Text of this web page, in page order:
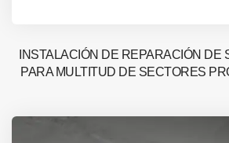
INSTALACIÓN DE REPARACIÓN DE
PARA MULTITUD DE SECTORES